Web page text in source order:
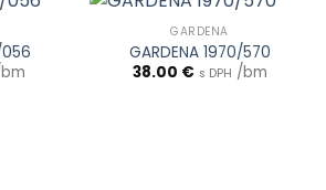
056
GARDENA
GARDENA 1970/570
38.00 € s DPH /bm